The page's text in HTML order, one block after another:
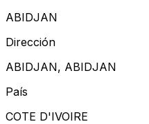
ABIDJAN
Dirección
ABIDJAN, ABIDJAN
País
COTE D'IVOIRE